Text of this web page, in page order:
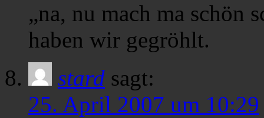
„na, nu mach ma schön
haben wir gegröhlt.
stard sagt:
25. April 2007 um 10:29